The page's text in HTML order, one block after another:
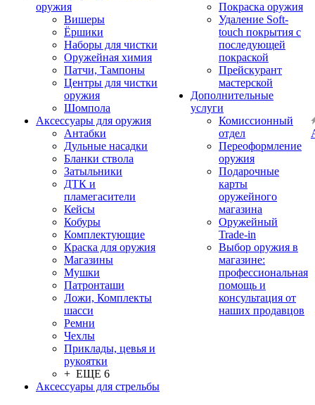
оружия
Вишеры
Ёршики
Наборы для чистки
Оружейная химия
Патчи, Тампоны
Центры для чистки
оружия
Шомпола
Аксессуары для оружия
Антабки
Дульные насадки
Бланки ствола
Затыльники
ДТК и
пламегасители
Кейсы
Кобуры
Комплектующие
Краска для оружия
Магазины
Мушки
Патронташи
Ложи, Комплекты
шасси
Ремни
Чехлы
Приклады, цевья и
рукоятки
+ ЕЩЕ 6
Аксессуары для стрельбы
Покраска оружия
Удаление Soft-
touch покрытия с
последующей
покраской
Прейскурант
мастерской
Дополнительные
услуги
Комиссионный
отдел
Переоформление
оружия
Подарочные
карты
оружейного
магазина
Оружейный
Trade-in
Выбор оружия в
магазине:
профессиональная
помощь и
консультация от
наших продавцов